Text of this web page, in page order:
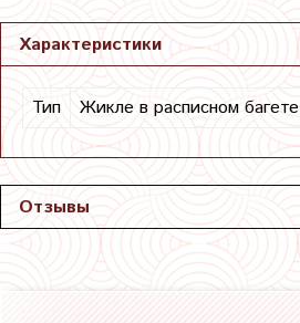
Характеристики
Тип Жикле в расписном багете
Отзывы